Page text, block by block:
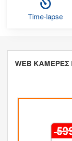
Time-lapse
WEB